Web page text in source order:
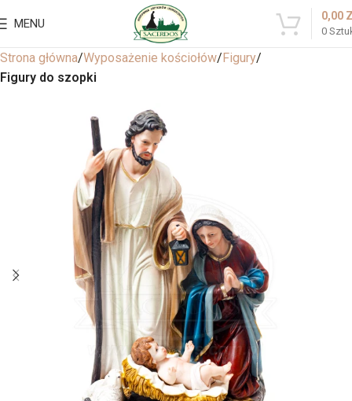
MENU
0
0,00
Strona główna Wyposażenie kościołów Figury
Figury do szopki